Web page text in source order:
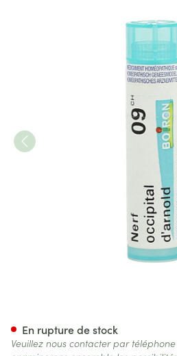
En rupture de stock
Veuillez nous contacter par